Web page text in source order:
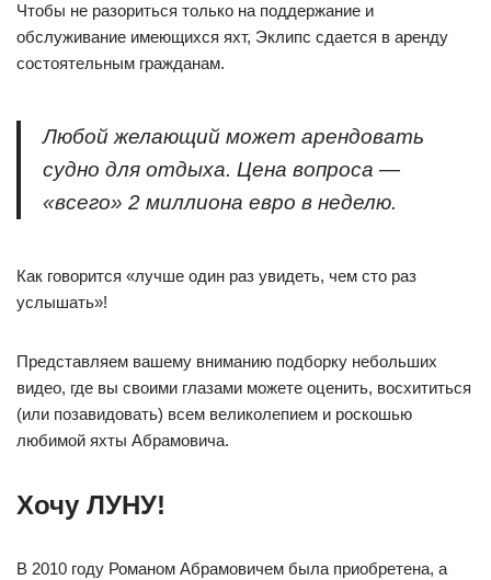
Чтобы не разориться только на поддержание и
обслуживание имеющихся яхт, Эклипс сдается в аренду
состоятельным гражданам.
Любой желающий может арендовать
судно для отдыха. Цена вопроса —
«всего» 2 миллиона евро в неделю.
Как говорится «лучше один раз увидеть, чем сто раз
услышать»!
Представляем вашему вниманию подборку небольших
видео, где вы своими глазами можете оценить, восхититься
(или позавидовать) всем великолепием и роскошью
любимой яхты Абрамовича.
Хочу ЛУНУ!
В 2010 году Романом Абрамовичем была приобретена, а